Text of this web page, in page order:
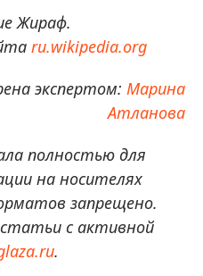
Жираф.
ru.wikipedia.org
экспертом: Марина
Атланова
полностью для
на носителях
запрещено.
с активной
.